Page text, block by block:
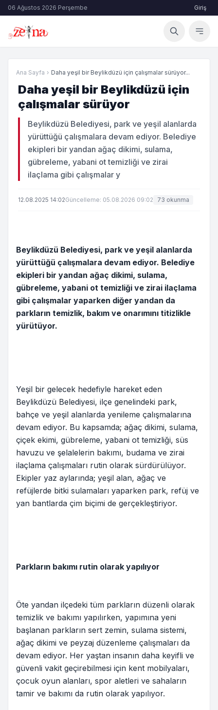
06 Ağustos 2026 Perşembe Giriş
Ana Sayfa › Daha yeşil bir Beylikdüzü için çalışmalar sürüyor...
Daha yeşil bir Beylikdüzü için
çalışmalar sürüyor
Beylikdüzü Belediyesi, park ve yeşil alanlarda
yürüttüğü çalışmalara devam ediyor. Belediye
ekipleri bir yandan ağaç dikimi, sulama,
gübreleme, yabani ot temizliği ve zirai
ilaçlama gibi çalışmalar y
12.08.2025 14:02Güncelleme: 05.08.2026 09:02 73 okunma
Beylikdüzü Belediyesi, park ve yeşil alanlarda
yürüttüğü çalışmalara devam ediyor. Belediye
ekipleri bir yandan ağaç dikimi, sulama,
gübreleme, yabani ot temizliği ve zirai ilaçlama
gibi çalışmalar yaparken diğer yandan da
parkların temizlik, bakım ve onarımını titizlikle
yürütüyor.
Yeşil bir gelecek hedefiyle hareket eden
Beylikdüzü Belediyesi, ilçe genelindeki park,
bahçe ve yeşil alanlarda yenileme çalışmalarına
devam ediyor. Bu kapsamda; ağaç dikimi, sulama,
çiçek ekimi, gübreleme, yabani ot temizliği, süs
havuzu ve şelalelerin bakımı, budama ve zirai
ilaçlama çalışmaları rutin olarak sürdürülüyor.
Ekipler yaz aylarında; yeşil alan, ağaç ve
refüjlerde bitki sulamaları yaparken park, refüj ve
yan bantlarda çim biçimi de gerçekleştiriyor.
Parkların bakımı rutin olarak yapılıyor
Öte yandan ilçedeki tüm parkların düzenli olarak
temizlik ve bakımı yapılırken, yapımına yeni
başlanan parkların sert zemin, sulama sistemi,
ağaç dikimi ve peyzaj düzenleme çalışmaları da
devam ediyor. Her yaştan insanın daha keyifli ve
güvenli vakit geçirebilmesi için kent mobilyaları,
çocuk oyun alanları, spor aletleri ve sahaların
tamir ve bakımı da rutin olarak yapılıyor.